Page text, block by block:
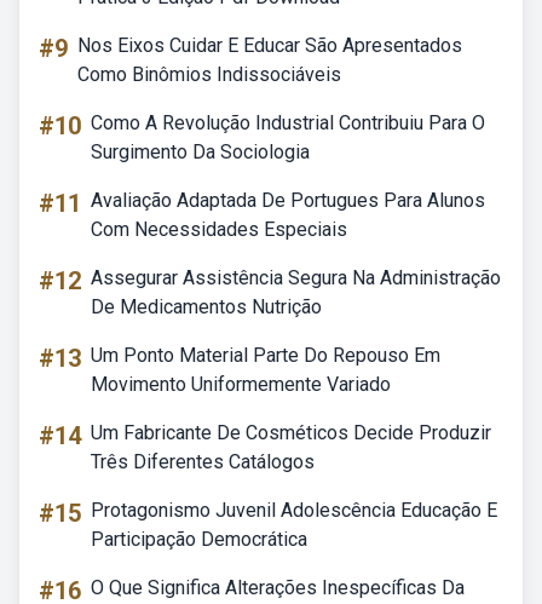
#9 Nos Eixos Cuidar E Educar São Apresentados
Como Binômios Indissociáveis
#10 Como A Revolução Industrial Contribuiu Para O
Surgimento Da Sociologia
#11 Avaliação Adaptada De Portugues Para Alunos
Com Necessidades Especiais
#12 Assegurar Assistência Segura Na Administração
De Medicamentos Nutrição
#13 Um Ponto Material Parte Do Repouso Em
Movimento Uniformemente Variado
#14 Um Fabricante De Cosméticos Decide Produzir
Três Diferentes Catálogos
#15 Protagonismo Juvenil Adolescência Educação E
Participação Democrática
#16 O Que Significa Alterações Inespecíficas Da